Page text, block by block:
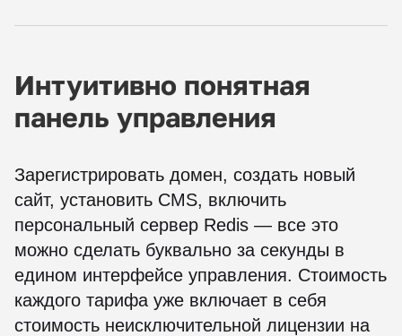
Интуитивно понятная
панель управления
Зарегистрировать домен, создать новый
сайт, установить CMS, включить
персональный сервер Redis — все это
можно сделать буквально за секунды в
едином интерфейсе управления. Стоимость
каждого тарифа уже включает в себя
стоимость неисключительной лицензии на